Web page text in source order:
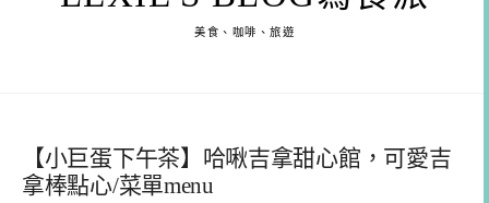
美食、咖啡、旅遊
【小巨蛋下午茶】哈啾吉拿甜心館，可愛吉
拿棒點心/菜單menu